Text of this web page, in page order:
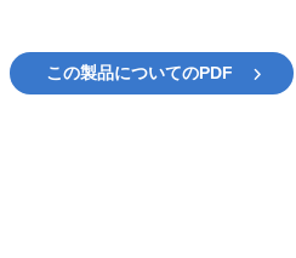
この製品についてのPDF